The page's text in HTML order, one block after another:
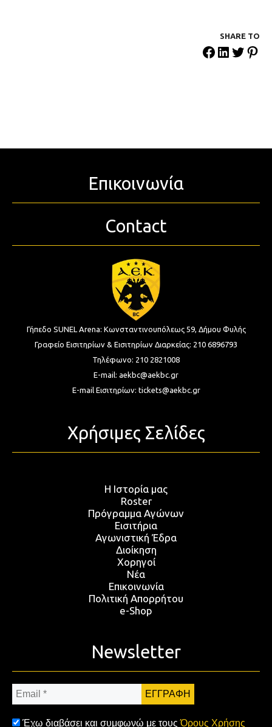
SHARE ΤΟ
Επικοινωνία
Contact
Γήπεδο SUNEL Arena: Κωνσταντινουπόλεως 59, Δήμου Φυλής
Γραφείο Εισιτηρίων & Εισιτηρίων Διαρκείας: 210 6896793
Τηλέφωνο: 210 2821008
E-mail: aekbc@aekbc.gr
E-mail Εισιτηρίων: tickets@aekbc.gr
Χρήσιμες Σελίδες
Η Ιστορία μας
Roster
Πρόγραμμα Αγώνων
Εισιτήρια
Αγωνιστική Έδρα
Διοίκηση
Χορηγοί
Νέα
Επικοινωνία
Πολιτική Απορρήτου
e-Shop
Newsletter
Email
*
Έχω διαβάσει και συμφωνώ με τουςΌρους Χρήσης